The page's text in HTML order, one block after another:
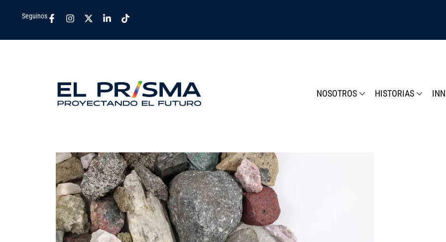
Seguinos
NOSOTROS HISTORIAS